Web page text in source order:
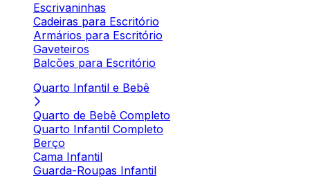
Escrivaninhas
Cadeiras para Escritório
Armários para Escritório
Gaveteiros
Balcões para Escritório
Quarto Infantil e Bebê
Quarto de Bebê Completo
Quarto Infantil Completo
Berço
Cama Infantil
Guarda-Roupas Infantil